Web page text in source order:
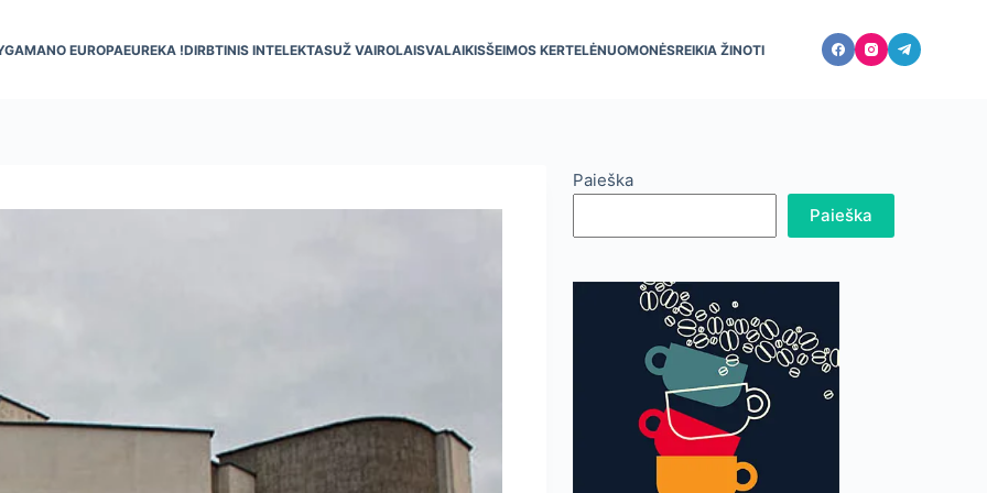
MANO EUROPAEUREKA !DIRBTINIS INTELEKTASUŽ VAIROLAISVALAIKISŠEIMOS KERTELĖNUOMONĖSREIKIA ŽINOTI
Paieška
Paieška